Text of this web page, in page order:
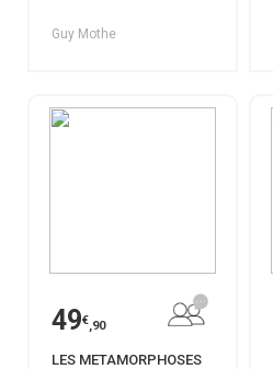
Guy Mothe
49€,90
LES METAMORPHOSES